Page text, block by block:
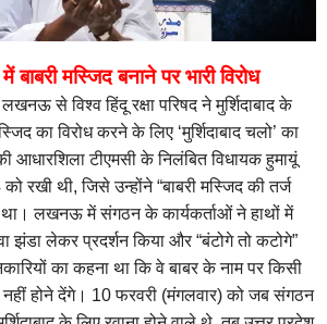
मस्जिद बनाने पर भारी विरोध
से विश्व हिंदू रक्षा परिषद ने मुर्शिदाबाद के
का विरोध करने के लिए ‘मुर्शिदाबाद चलो’ का
आधारशिला टीएमसी के निलंबित विधायक हुमायूं
रखी थी, जिसे उन्होंने “बाबरी मस्जिद की तर्ज
था। लखनऊ में संगठन के कार्यकर्ताओं ने हाथों में
झंडा लेकर प्रदर्शन किया और “बंटोगे तो कटोगे”
का कहना था कि वे बाबर के नाम पर किसी
नहीं होने देंगे। 10 फरवरी (मंगलवार) को जब संगठन